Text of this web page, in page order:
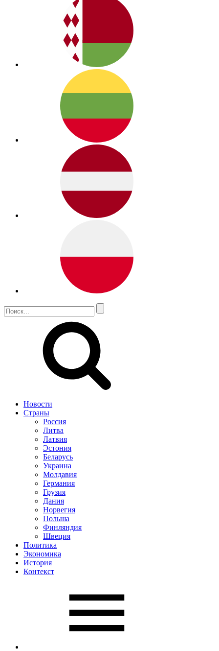
Новости
Страны
Россия
Литва
Латвия
Эстония
Беларусь
Украина
Молдавия
Германия
Грузия
Дания
Норвегия
Польша
Финляндия
Швеция
Политика
Экономика
История
Контекст